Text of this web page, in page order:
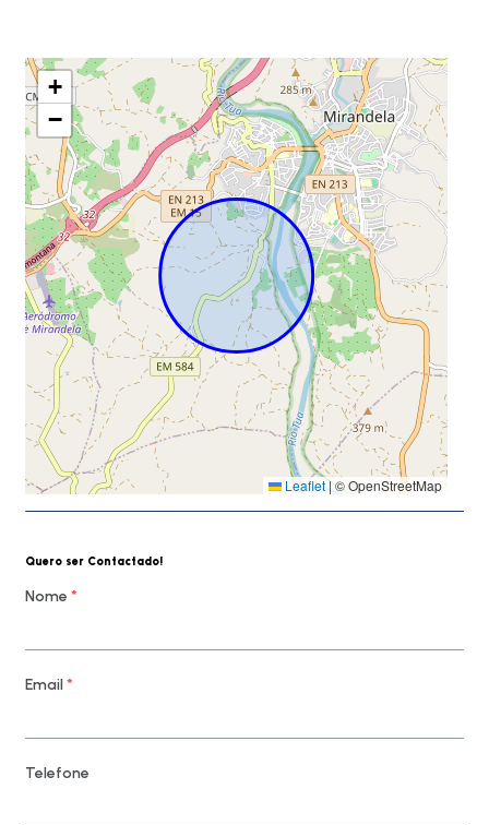
+
−
Leaflet| © OpenStreetMap
Quero ser Contactado!
Nome *
Email*
Telefone